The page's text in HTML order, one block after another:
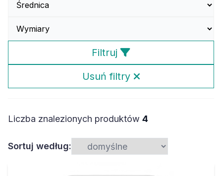
Filtruj
Usuń filtry
Liczba znalezionych produktów 4
Sortuj według: